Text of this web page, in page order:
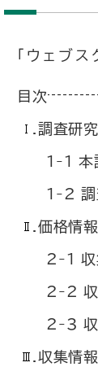
「ウェブ
目次
.調査研
1-1 本
1-2 調
.価格情
2-1 収
2-2 収
2-3 収
.収集情